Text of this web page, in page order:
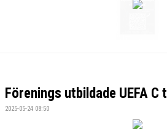
DOKUMENT
Förenings utbildade UEFA C
2025-05-24 08:50